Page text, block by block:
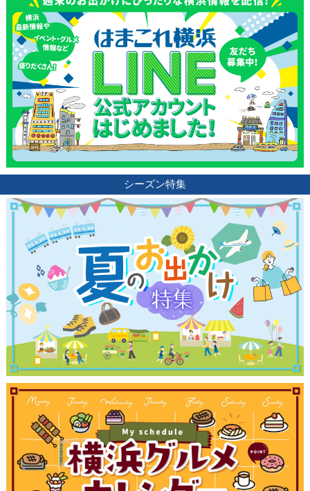
シーズン特集
観光ガイド
ランキング
ブログ記事
サイトについて